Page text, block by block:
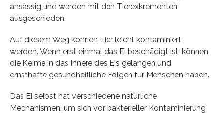
ansässig und werden mit den Tierexkrementen
ausgeschieden.
Auf diesem Weg können Eier leicht kontaminiert
werden. Wenn erst einmal das Ei beschädigt ist, können
die Keime in das Innere des Eis gelangen und
ernsthafte gesundheitliche Folgen für Menschen haben.
Das Ei selbst hat verschiedene natürliche
Mechanismen, um sich vor bakterieller Kontaminierung